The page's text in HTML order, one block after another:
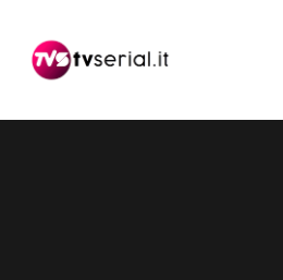
navigazione
contenuto
barra
primaria